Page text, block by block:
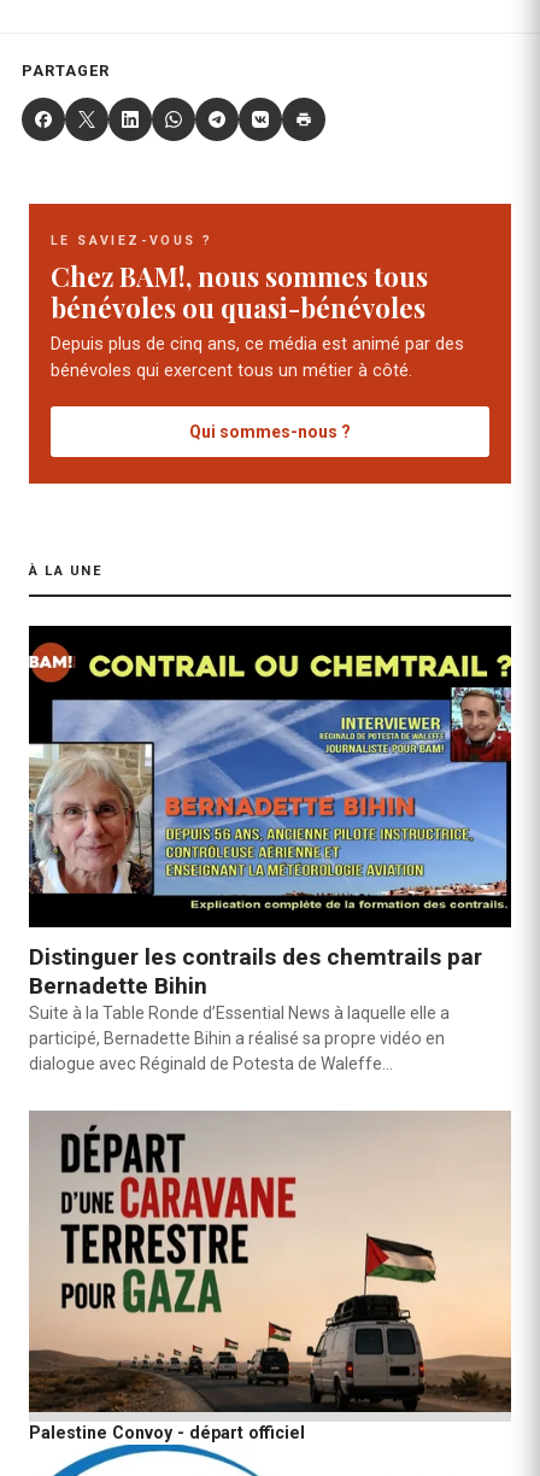
PARTAGER
LE SAVIEZ-VOUS ?
Chez BAM!, nous sommes tous
bénévoles ou quasi-bénévoles
Depuis plus de cinq ans, ce média est animé par des
bénévoles qui exercent tous un métier à côté.
Qui sommes-nous ?
À LA UNE
Distinguer les contrails des chemtrails par
Bernadette Bihin
Suite à la Table Ronde d’Essential News à laquelle elle a
participé, Bernadette Bihin a réalisé sa propre vidéo en
dialogue avec Réginald de Potesta de Waleffe…
Palestine Convoy - départ officiel